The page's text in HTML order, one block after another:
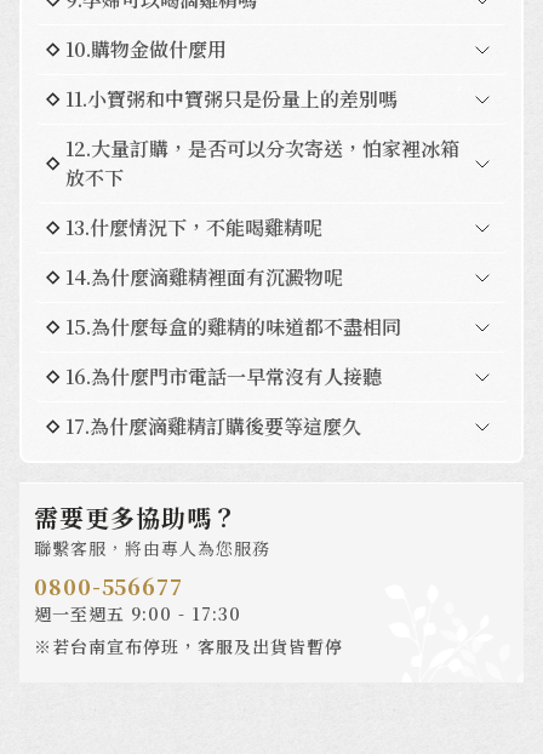
10.購物金做什麼用
11.小寶粥和中寶粥只是份量上的差別嗎
12.大量訂購，是否可以分次寄送，怕家裡冰箱
放不下
13.什麼情況下，不能喝雞精呢
14.為什麼滴雞精裡面有沉澱物呢
15.為什麼每盒的雞精的味道都不盡相同
16.為什麼門市電話一早常沒有人接聽
17.為什麼滴雞精訂購後要等這麼久
需要更多協助嗎？
聯繫客服，將由專人為您服務
0800-556677
週一至週五 9:00 - 17:30
※若台南宣布停班，客服及出貨皆暫停